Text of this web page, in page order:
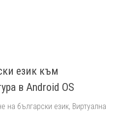
език към
в Android OS
на български език, Виртуална